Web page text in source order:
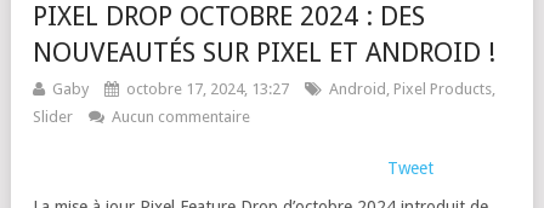
PIXEL DROP OCTOBRE 2024 : DES
NOUVEAUTÉS SUR PIXEL ET ANDROID !
Gaby octobre 17, 2024, 13:27 Android , Pixel Products,
Slider
Aucun commentaire
Tweet